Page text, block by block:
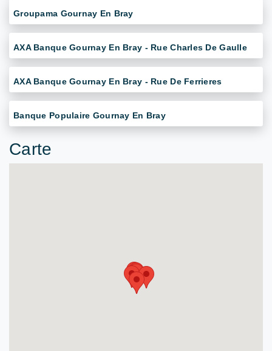
Groupama Gournay En Bray
AXA Banque Gournay En Bray - Rue Charles De Gaulle
AXA Banque Gournay En Bray - Rue De Ferrieres
Banque Populaire Gournay En Bray
Carte